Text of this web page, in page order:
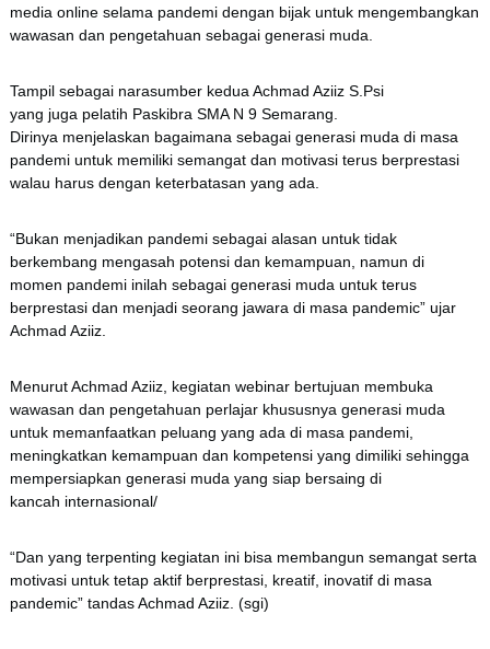
media online selama pandemi dengan bijak untuk mengembangkan
wawasan dan pengetahuan sebagai generasi muda.
Tampil sebagai narasumber kedua Achmad Aziiz S.Psi
yang juga pelatih Paskibra SMA N 9 Semarang.
Dirinya menjelaskan bagaimana sebagai generasi muda di masa
pandemi untuk memiliki semangat dan motivasi terus berprestasi
walau harus dengan keterbatasan yang ada.
“Bukan menjadikan pandemi sebagai alasan untuk tidak
berkembang mengasah potensi dan kemampuan, namun di
momen pandemi inilah sebagai generasi muda untuk terus
berprestasi dan menjadi seorang jawara di masa pandemic” ujar
Achmad Aziiz.
Menurut Achmad Aziiz, kegiatan webinar bertujuan membuka
wawasan dan pengetahuan perlajar khususnya generasi muda
untuk memanfaatkan peluang yang ada di masa pandemi,
meningkatkan kemampuan dan kompetensi yang dimiliki sehingga
mempersiapkan generasi muda yang siap bersaing di
kancah internasional/
“Dan yang terpenting kegiatan ini bisa membangun semangat serta
motivasi untuk tetap aktif berprestasi, kreatif, inovatif di masa
pandemic” tandas Achmad Aziiz. (sgi)